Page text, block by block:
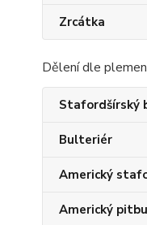
Zrcátka
Dělení dle
Stafordšírský
Bulteriér
Americký
Americký